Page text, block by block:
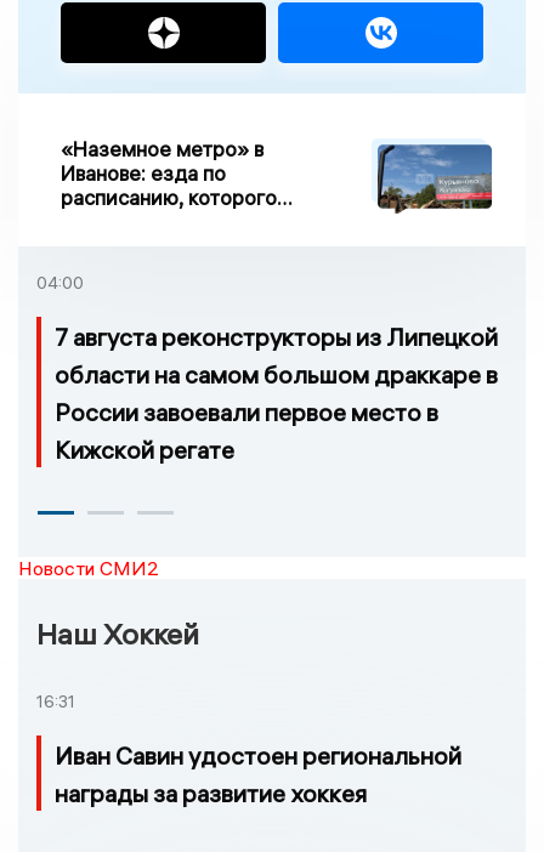
«Наземное метро» в
Иванове: езда по
расписанию, которого
04:00
7 августа реконструкторы из Липецкой
области на самом большом драккаре в
России завоевали первое место в
Кижской регате
Новости СМИ2
Наш Хоккей
16:31
Иван Савин удостоен региональной
награды за развитие хоккея